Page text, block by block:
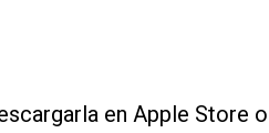
en Apple Store o